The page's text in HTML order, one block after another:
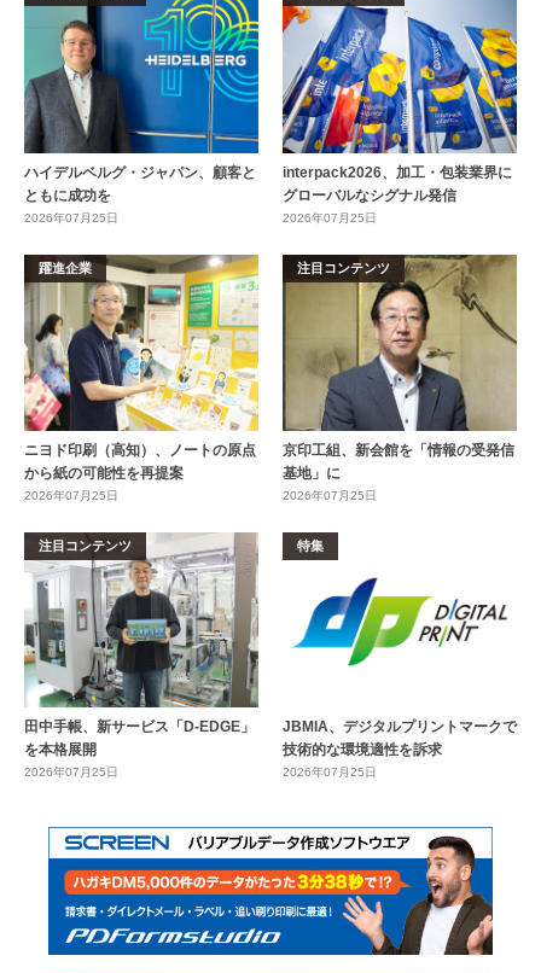
ハイデルベルグ・ジャパン、顧客と
ともに成功を
2026年07月25日
interpack2026、加工・包装業界に
グローバルなシグナル発信
2026年07月25日
躍進企業
ニヨド印刷（高知）、ノートの原点
から紙の可能性を再提案
2026年07月25日
注目コンテンツ
京印工組、新会館を「情報の受発信
基地」に
2026年07月25日
注目コンテンツ
田中手帳、新サービス「D-EDGE」
を本格展開
2026年07月25日
特集
JBMIA、デジタルプリントマークで
技術的な環境適性を訴求
2026年07月25日